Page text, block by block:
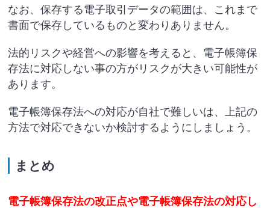
なお、保存する電子取引データの範囲は、これまで
書面で保存しているものと変わりありません。
法的リスクや経営への影響を考えると、電子帳簿保
存法に対応しない事の方がリスクが大きい可能性が
あります。
電子帳簿保存法への対応が自社で難しいは、上記の
方法で対応できないか検討するようにしましょう。
まとめ
電子帳簿保存法の改正点や電子帳簿保存法の対応し